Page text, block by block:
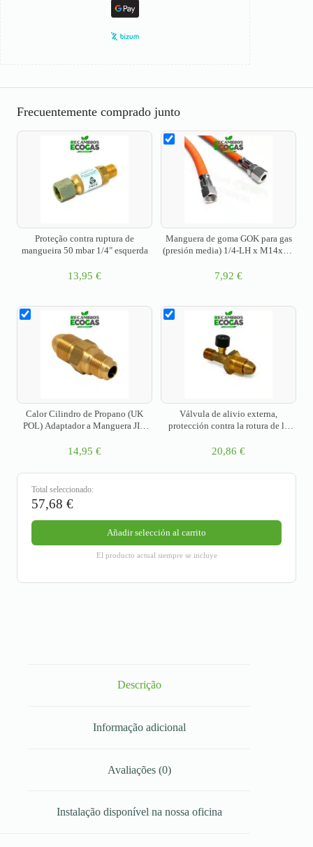
Frecuentemente comprado junto
Proteção contra ruptura de
mangueira 50 mbar 1/4" esquerda
13,95 €
Manguera de goma GOK para gas
(presión media) 1/4-LH x M14x1,5
7,92 €
Calor Cilindro de Propano (UK
POL) Adaptador a Manguera JIC
14,95 €
Válvula de alivio externa,
protección contra la rotura de la
butano) G.7 5/8 L.H. British POL x
20,86 €
Total seleccionado:
57,68 €
Añadir selección al carrito
El producto actual siempre se incluye
Descrição
Informação adicional
Avaliações (0)
Instalação disponível na nossa oficina